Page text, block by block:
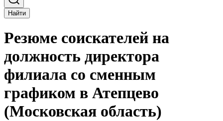
Найти
Резюме соискателей на
должность директора
филиала со сменным
графиком в Атепцево
(Московская область)